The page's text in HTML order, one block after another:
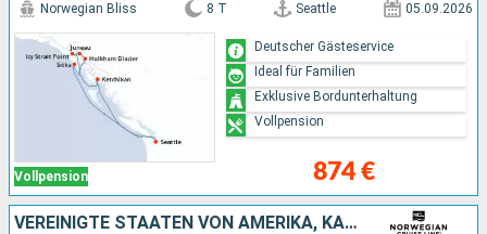
Vollpension
Norwegian Bliss 8 T Seattle 05.09.2026
874 €
Deutscher Gästeservice
Ideal für Familien
Exklusive Bordunterhaltung
Vollpension
VEREINIGTE STAATEN VON AMERIKA, KANADA